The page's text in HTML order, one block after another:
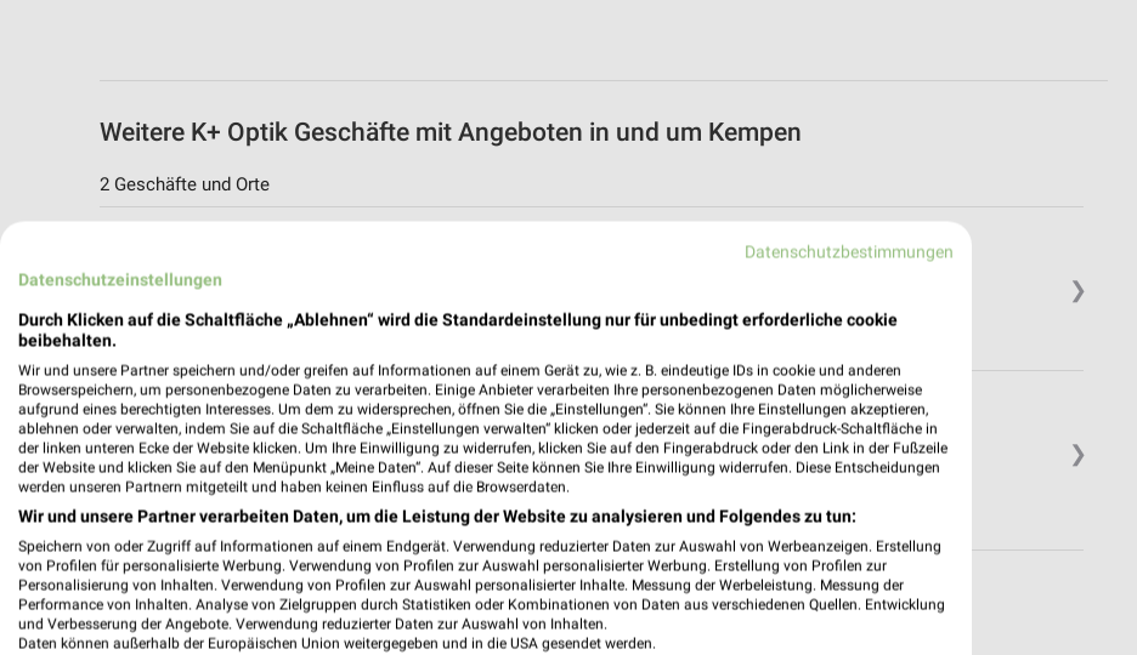
Weitere K+ Optik Geschäfte mit Angeboten in und um Kempen
2 Geschäfte und Orte
❯
Krefeld, Deutschland
480,73 km
❯
K+ Optik Angebote in Grevenbroich
Grevenbroich, Deutschland
494,71 km
Datenschutzbestimmungen
Datenschutzeinstellungen
Durch Klicken auf die Schaltfläche „Ablehnen“ wird die Standardeinstellung nur für unbedingt erforderliche cookie
beibehalten.
Wir und unsere Partner speichern und/oder greifen auf Informationen auf einem Gerät zu, wie z. B. eindeutige IDs in cookie und anderen
Browserspeichern, um personenbezogene Daten zu verarbeiten. Einige Anbieter verarbeiten Ihre personenbezogenen Daten möglicherweise
aufgrund eines berechtigten Interesses. Um dem zu widersprechen, öffnen Sie die „Einstellungen“. Sie können Ihre Einstellungen akzeptieren,
ablehnen oder verwalten, indem Sie auf die Schaltfläche „Einstellungen verwalten“ klicken oder jederzeit auf die Fingerabdruck-Schaltfläche in
der linken unteren Ecke der Website klicken. Um Ihre Einwilligung zu widerrufen, klicken Sie auf den Fingerabdruck oder den Link in der Fußzeile
der Website und klicken Sie auf den Menüpunkt „Meine Daten“. Auf dieser Seite können Sie Ihre Einwilligung widerrufen. Diese Entscheidungen
werden unseren Partnern mitgeteilt und haben keinen Einfluss auf die Browserdaten.
Wir und unsere Partner verarbeiten Daten, um die Leistung der Website zu analysieren und Folgendes zu tun:
Speichern von oder Zugriff auf Informationen auf einem Endgerät. Verwendung reduzierter Daten zur Auswahl von Werbeanzeigen. Erstellung
von Profilen für personalisierte Werbung. Verwendung von Profilen zur Auswahl personalisierter Werbung. Erstellung von Profilen zur
Personalisierung von Inhalten. Verwendung von Profilen zur Auswahl personalisierter Inhalte. Messung der Werbeleistung. Messung der
Performance von Inhalten. Analyse von Zielgruppen durch Statistiken oder Kombinationen von Daten aus verschiedenen Quellen. Entwicklung
und Verbesserung der Angebote. Verwendung reduzierter Daten zur Auswahl von Inhalten.
Daten können außerhalb der Europäischen Union weitergegeben und in die USA gesendet werden.